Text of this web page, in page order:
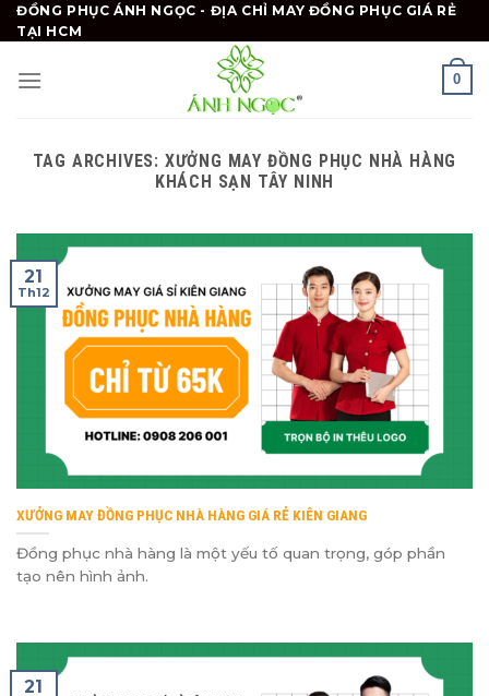
Skip
to
ĐỒNG PHỤC ÁNH NGỌC - ĐỊA CHỈ MAY ĐỒNG PHỤC GIÁ RẺ
TẠI HCM
0
TAG ARCHIVES: XƯỞNG MAY ĐỒNG PHỤC NHÀ HÀNG
KHÁCH SẠN TÂY NINH
XƯỞNG MAY ĐỒNG PHỤC NHÀ HÀNG GIÁ RẺ KIÊN GIANG
Đồng phục nhà hàng là một yếu tố quan trọng, góp phần
tạo nên hình ảnh.
21
Th12
21